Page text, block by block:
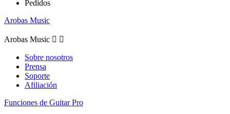
Pedidos
Arobas Music
Arobas Music  
Sobre nosotros
Prensa
Soporte
Afiliación
Funciones de Guitar Pro